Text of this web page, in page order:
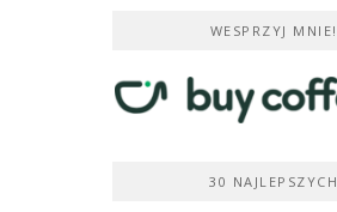
WESPRZYJ MNIE!
30 NAJLEPSZYCH